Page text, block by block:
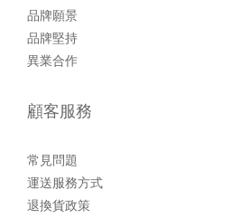
品牌願景
品牌堅持
異業合作
顧客服務
常見問題
運送服務方式
退換貨政策